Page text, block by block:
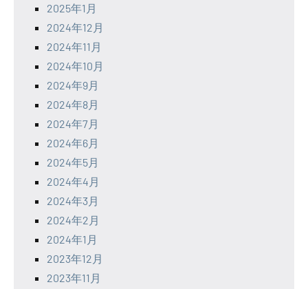
2025年1月
2024年12月
2024年11月
2024年10月
2024年9月
2024年8月
2024年7月
2024年6月
2024年5月
2024年4月
2024年3月
2024年2月
2024年1月
2023年12月
2023年11月